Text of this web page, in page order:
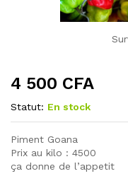
4 500 CFA
Statut: En stock
Piment Goana
Prix au kilo : 4500
ça donne de l’appetit